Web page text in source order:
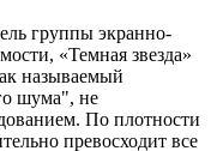
группы экранно-
«Темная звезда»
называемый
шума", не
По плотности
превосходит все